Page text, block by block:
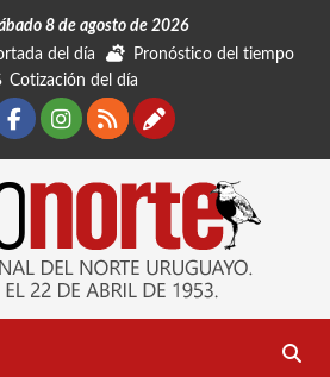
8 de agosto de 2026
del día
Pronóstico del tiempo
Cotización del día
Facebook
Instagram
RSSContáctanos